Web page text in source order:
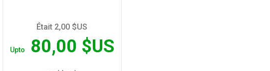
Était 2,00 $US
Upto 80,00 $US